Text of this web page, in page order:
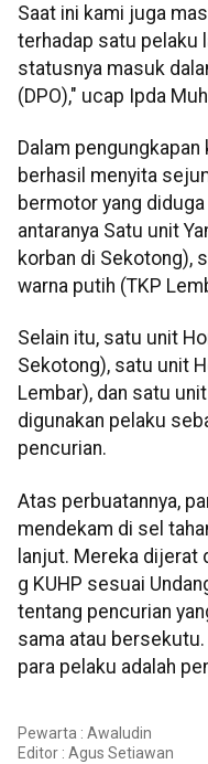
Saat ini kami juga
terhadap satu pelaku
statusnya masuk
(DPO)," ucap Ipda
Dalam
berhasil menyita
bermotor yang
antaranya Satu unit
korban di Sekotong),
warna putih (TKP
Selain itu, satu unit
Sekotong), satu unit
Lembar), dan satu
digunakan pelaku
pencurian.
Atas perbuatannya,
mendekam di sel
lanjut. Mereka dijerat
g KUHP sesuai
tentang pencurian
sama atau bersekutu.
para pelaku adalah
Pewarta : Awaludin
Editor : Agus Setiawan